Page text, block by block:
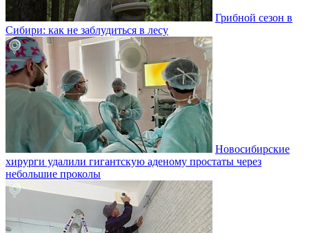
Грибной сезон в
Сибири: как не заблудиться в лесу
Новосибирские
хирурги удалили гигантскую аденому простаты через
небольшие проколы